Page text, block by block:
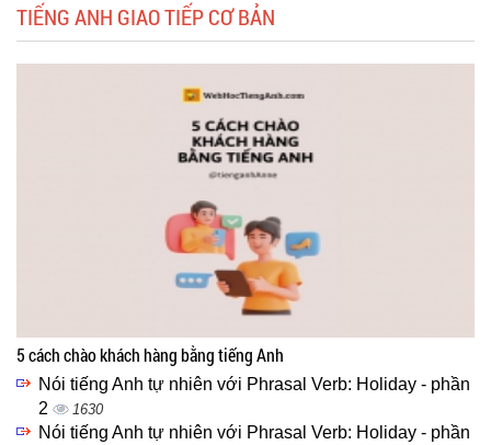
TIẾNG ANH GIAO TIẾP CƠ BẢN
5 cách chào khách hàng bằng tiếng Anh
Nói tiếng Anh tự nhiên với Phrasal Verb: Holiday - phần
2
1630
Nói tiếng Anh tự nhiên với Phrasal Verb: Holiday - phần